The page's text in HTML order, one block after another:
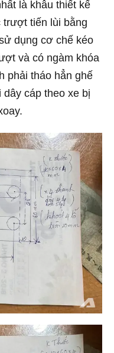
là khâu thiết kế
tiến lùi bằng
dụng cơ chế kéo
và có ngàm khóa
phải tháo hẳn ghế
cáp theo xe bị